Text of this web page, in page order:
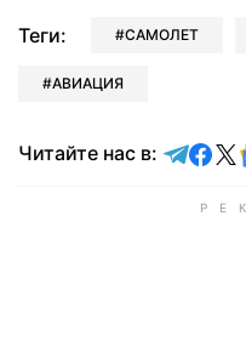
Теги: САМОЛЕТ
АВИАЦИЯ
Читайте нас в: